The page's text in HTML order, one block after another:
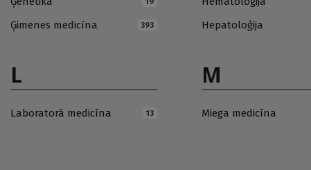
Ģimenes medicīna 393 Hepatoloģija
L
Laboratorā medicīna 13
M
Miega medicīna